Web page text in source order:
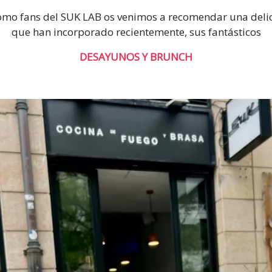
fans del SUK LAB os venimos a recomendar una
que han incorporado recientemente, sus fantásticos
DESAYUNOS Y BRUNCH